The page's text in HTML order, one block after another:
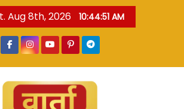
Aug 8th, 2026 10:44:51 AM